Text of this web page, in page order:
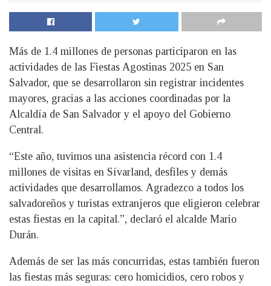
Más de 1.4 millones de personas participaron en las
actividades de las Fiestas Agostinas 2025 en San
Salvador, que se desarrollaron sin registrar incidentes
mayores, gracias a las acciones coordinadas por la
Alcaldía de San Salvador y el apoyo del Gobierno
Central.
“Este año, tuvimos una asistencia récord con 1.4
millones de visitas en Sívarland, desfiles y demás
actividades que desarrollamos. Agradezco a todos los
salvadoreños y turistas extranjeros que eligieron celebrar
estas fiestas en la capital.”, declaró el alcalde Mario
Durán.
Además de ser las más concurridas, estas también fueron
las fiestas más seguras: cero homicidios, cero robos y